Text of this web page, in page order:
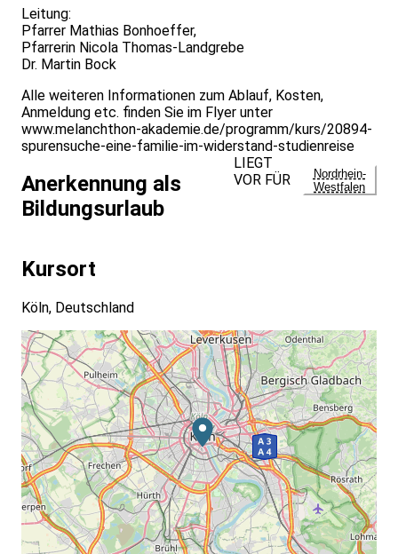
Leitung:
Pfarrer Mathias Bonhoeffer,
Pfarrerin Nicola Thomas-Landgrebe
Dr. Martin Bock
Alle weiteren Informationen zum Ablauf, Kosten,
Anmeldung etc. finden Sie im Flyer unter
www.melanchthon-akademie.de/programm/kurs/20894-
spurensuche-eine-familie-im-widerstand-studienreise
Anerkennung als
Bildungsurlaub
LIEGT
VOR FÜR
Nordrhein-
Westfalen
Kursort
Köln, Deutschland